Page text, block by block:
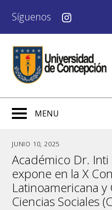
Síguenos
MENU
JUNIO 10, 2025
Académico Dr.
expone en la X
Latinoamericana y
Ciencias Sociales